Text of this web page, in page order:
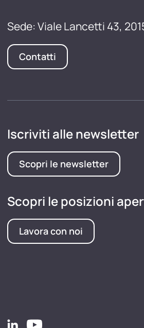
Sede: Viale Lancetti 43,
Contatti
Iscriviti alle newsletter
Scopri le newsletter
Scopri le posizioni
Lavora con noi